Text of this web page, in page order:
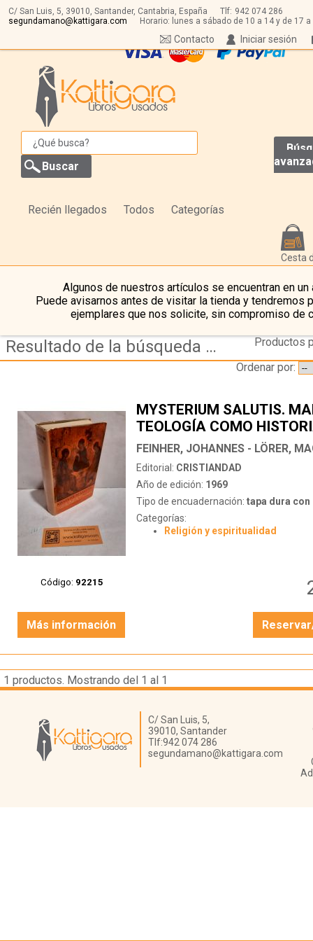
C/ San Luis, 5, 39010, Santander, Cantabria, España Tlf: 942 074 286
segundamano@kattigara.com
Horario: lunes a sábado de 10 a 14 y de 17 a
Iniciar sesión
Contacto
Recién llegados Todos Categorías
Cesta
Algunos de nuestros artículos se encuentran en un
Puede avisarnos antes de visitar la tienda y tendremos
ejemplares que nos solicite, sin compromiso de
Resultado de la búsqueda de autor feinher,-johannes---lorer,-magnus-(dir)
Productos
Ordenar por:
Código: 92215
MYSTERIUM SALUTIS.
TEOLOGÍA COMO
SALVACIÓN. VOLUMEN I
FEINHER, JOHANNES - LÖRER,
Editorial: CRISTIANDAD
Año de edición: 1969
Tipo de encuadernación: tapa dura con
Categorías:
Religión y espiritualidad
Más información
1 productos. Mostrando del 1 al 1
Librería Kattigara
C/ San Luis, 5,
39010, Santander
Tlf:942 074 286
segundamano@kattigara.com